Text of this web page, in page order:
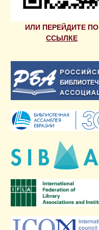
ИЛИ ПЕРЕЙДИТЕ ПО
ССЫЛКЕ